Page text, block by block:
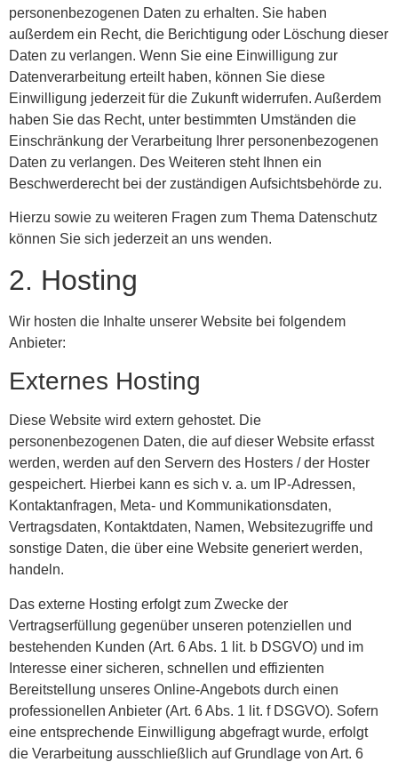
personenbezogenen Daten zu erhalten. Sie haben
außerdem ein Recht, die Berichtigung oder Löschung dieser
Daten zu verlangen. Wenn Sie eine Einwilligung zur
Datenverarbeitung erteilt haben, können Sie diese
Einwilligung jederzeit für die Zukunft widerrufen. Außerdem
haben Sie das Recht, unter bestimmten Umständen die
Einschränkung der Verarbeitung Ihrer personenbezogenen
Daten zu verlangen. Des Weiteren steht Ihnen ein
Beschwerderecht bei der zuständigen Aufsichtsbehörde zu.
Hierzu sowie zu weiteren Fragen zum Thema Datenschutz
können Sie sich jederzeit an uns wenden.
2. Hosting
Wir hosten die Inhalte unserer Website bei folgendem
Anbieter:
Externes Hosting
Diese Website wird extern gehostet. Die
personenbezogenen Daten, die auf dieser Website erfasst
werden, werden auf den Servern des Hosters / der Hoster
gespeichert. Hierbei kann es sich v. a. um IP-Adressen,
Kontaktanfragen, Meta- und Kommunikationsdaten,
Vertragsdaten, Kontaktdaten, Namen, Websitezugriffe und
sonstige Daten, die über eine Website generiert werden,
handeln.
Das externe Hosting erfolgt zum Zwecke der
Vertragserfüllung gegenüber unseren potenziellen und
bestehenden Kunden (Art. 6 Abs. 1 lit. b DSGVO) und im
Interesse einer sicheren, schnellen und effizienten
Bereitstellung unseres Online-Angebots durch einen
professionellen Anbieter (Art. 6 Abs. 1 lit. f DSGVO). Sofern
eine entsprechende Einwilligung abgefragt wurde, erfolgt
die Verarbeitung ausschließlich auf Grundlage von Art. 6